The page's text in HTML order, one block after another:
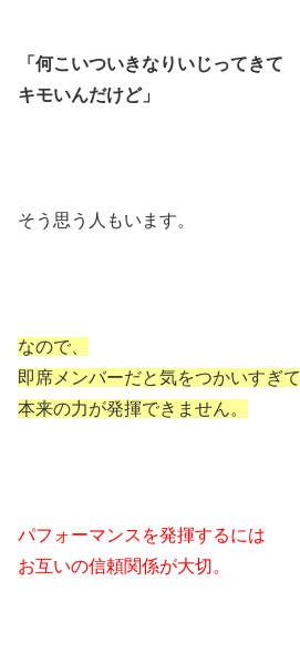
「何こいついきなりいじってきて
キモいんだけど」
そう思う人もいます。
なので、
即席メンバーだと気をつかいすぎて
本来の力が発揮できません。
パフォーマンスを発揮するには
お互いの信頼関係が大切。